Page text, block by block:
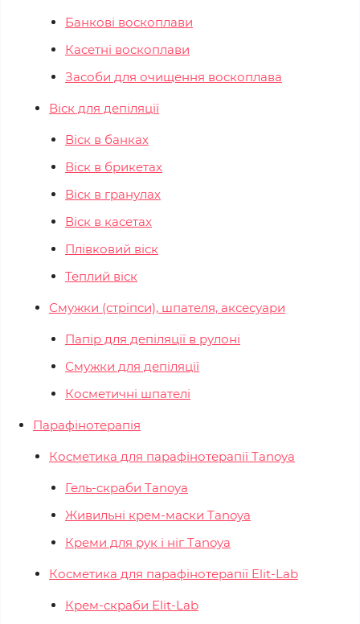
Банкові воскоплави
Касетні воскоплави
Засоби для очищення воскоплава
Віск для депіляції
Віск в банках
Віск в брикетах
Віск в гранулах
Віск в касетах
Плівковий віск
Теплий віск
Смужки (стріпси), шпателя, аксесуари
Папір для депіляції в рулоні
Смужки для депіляції
Косметичні шпателі
Парафінотерапія
Косметика для парафінотерапії Tanoya
Гель-скраби Tanoya
Живильні крем-маски Tanoya
Креми для рук і ніг Tanoya
Косметика для парафінотерапії Elit-Lab
Крем-скраби Elit-Lab